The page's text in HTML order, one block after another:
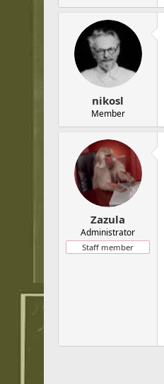
nikosl
Member
Zazula
Administrator
Staff member